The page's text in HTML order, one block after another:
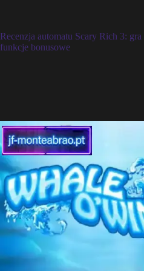
Recenzja automatu Scary Rich 3:
funkcje bonusowe